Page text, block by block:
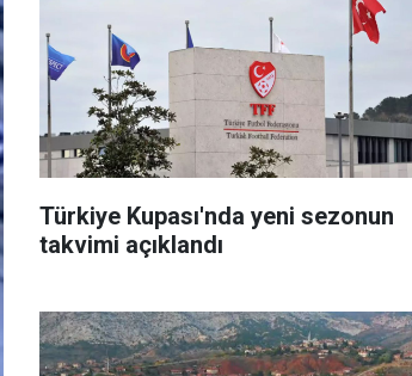
Türkiye Kupası'nda yeni sezonun
takvimi açıklandı